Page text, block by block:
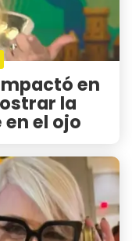
en
la
el ojo